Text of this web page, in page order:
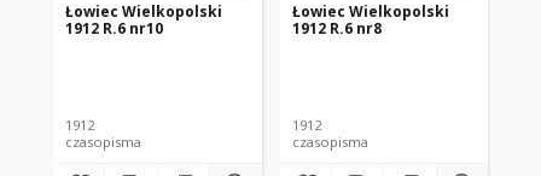
Łowiec Wielkopolski
1912 R.6 nr10
1912
czasopisma
Łowiec Wielkopolski
1912 R.6 nr8
1912
czasopisma